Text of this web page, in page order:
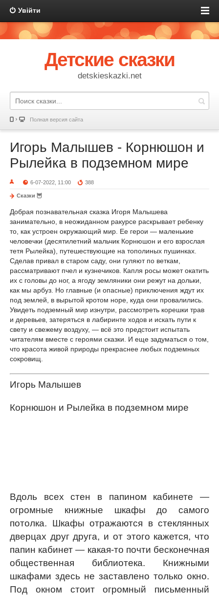
Увійти
Детские сказки
detskieskazki.net
Полная версия сайта
Игорь Малышев - Корнюшон и
Рылейка в подземном мире
6-07-2022, 11:00 388
Сказки 🦉
Добрая познавательная сказка Игоря Малышева
занимательно, в неожиданном ракурсе раскрывает ребенку
то, как устроен окружающий мир. Ее герои — маленькие
человечки (десятилетний мальчик Корнюшон и его взрослая
тетя Рылейка), путешествующие на тополиных пушинках.
Сделав привал в старом саду, они гуляют по веткам,
рассматривают пчел и кузнечиков. Капля росы может окатить
их с головы до ног, а ягоду земляники они режут на дольки,
как мы арбуз. Но главные (и опасные) приключения ждут их
под землей, в вырытой кротом норе, куда они провалились.
Увидеть подземный мир изнутри, рассмотреть корешки трав
и деревьев, затеряться в лабиринте ходов и искать пути к
свету и свежему воздуху, — всё это предстоит испытать
читателям вместе с героями сказки. И еще задуматься о том,
что красота живой природы прекраснее любых подземных
сокровищ.
Игорь Малышев
Корнюшон и Рылейка в подземном мире
Вдоль всех стен в папином кабинете —
огромные книжные шкафы до самого
потолка. Шкафы отражаются в стеклянных
дверцах друг друга, и от этого кажется, что
папин кабинет — какая-то почти бесконечная
общественная библиотека. Книжными
шкафами здесь не заставлено только окно.
Под окном стоит огромный письменный